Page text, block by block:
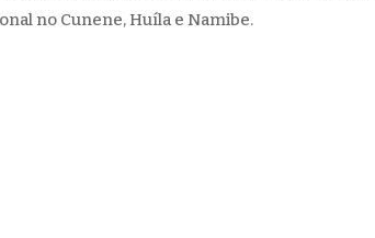
no Cunene, Huíla e Namibe.